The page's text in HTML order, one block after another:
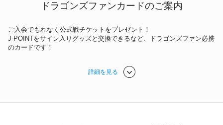
ドラゴンズファンカードのご案内
ご入会でもれなく公式戦チケットをプレゼント！
J-POINTをサイン入りグッズと交換できるなど、ドラゴンズファン必携
のカードです！
詳細を見る